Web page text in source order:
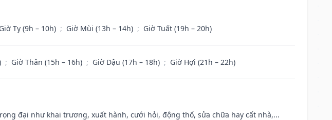
Giờ Tỵ (9h – 10h) ; Giờ Mùi (13h – 14h) ; Giờ Tuất (19h – 20h)
; Giờ Thân (15h – 16h) ; Giờ Dậu (17h – 18h) ; Giờ Hợi (21h – 22h)
đại như khai trương, xuất hành, cưới hỏi, động thổ, sửa chữa hay cất nhà,...